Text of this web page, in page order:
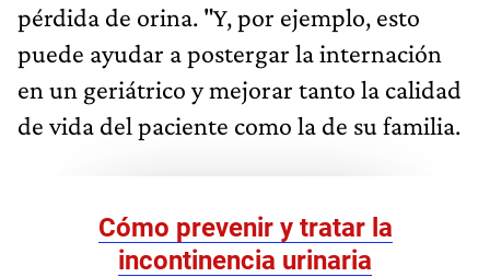
pérdida de orina. "Y, por ejemplo, esto
puede ayudar a postergar la internación
en un geriátrico y mejorar tanto la calidad
de vida del paciente como la de su familia.
Cómo prevenir y tratar la
incontinencia urinaria